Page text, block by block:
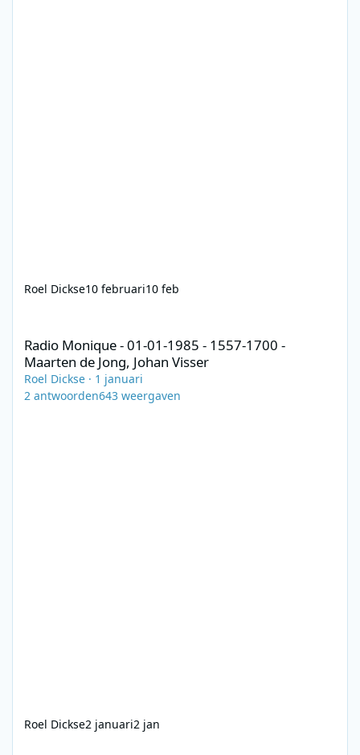
Roel Dickse10 februari10 feb
Radio Monique - 01-01-1985 - 1557-1700 -
Maarten de Jong, Johan Visser
Roel Dickse · 1 januari
2 antwoorden643 weergaven
Roel Dickse2 januari2 jan